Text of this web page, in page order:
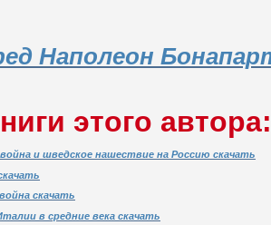
Наполеон
этого автора:
и шведское нашествие на Россию скачать
скачать
в средние века скачать